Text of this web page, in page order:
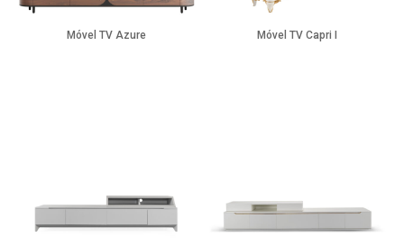
Móvel TV Azure Móvel TV Capri I